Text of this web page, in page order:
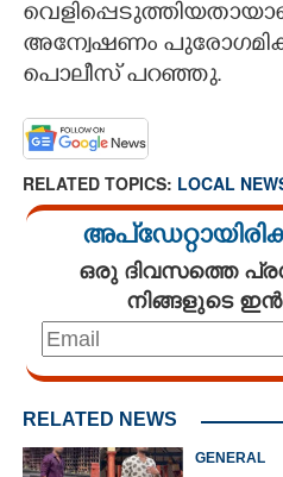
അന്വേഷണം
പൊലീസ് പറഞ്ഞു.
RELATED TOPICS: LOCAL
ഒരു ദിവസത്തെ
നിങ്ങളുടെ
RELATED NEWS
GENERAL